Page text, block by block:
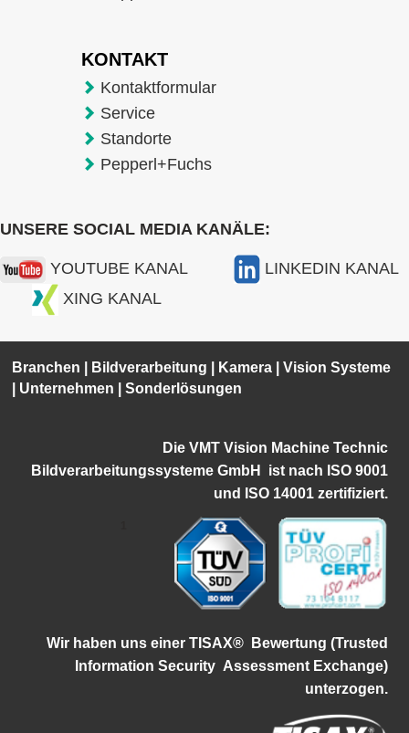
KONTAKT
Kontaktformular
Service
Standorte
Pepperl+Fuchs
UNSERE SOCIAL MEDIA KANÄLE:
YOUTUBE KANAL
LINKEDIN KANAL
XING KANAL
Branchen Bildverarbeitung Kamera |Vision Systeme
Unternehmen |Sonderlösungen
Die VMT Vision Machine Technic
Bildverarbeitungssysteme GmbH istnach ISO 9001
und ISO 14001 zertifiziert.
Wir haben uns einer TISAX®
Bewertung (Trusted
Information Security Assessment Exchange)
unterzogen.